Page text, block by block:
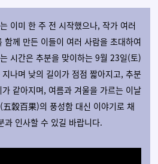
이미 한 주 전 시작했으나, 작가 여러
함께 만든 이들이 여러 사람을 초대하여
시간은 추분을 맞이하는 9월 23일(토)
나며 낮의 길이가 점점 짧아지고, 추분
같아지며, 여름과 겨울을 가르는 이날
穀百果)의 풍성함 대신 이야기로 채
과 인사할 수 있길 바랍니다.